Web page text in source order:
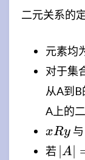
二元关系的
元素均
对于集
从A到B
A上的
xRy
xRy 与
若 A